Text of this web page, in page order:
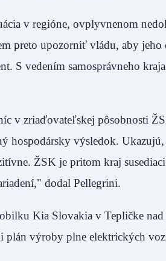
v regióne, ovplyvnenom
preto upozorniť vládu, aby jeho
S vedením samosprávneho
v zriaďovateľskej pôsobnosti
hospodársky výsledok.
ŽSK je pritom kraj
dodal Pellegrini.
Kia Slovakia v Tepličke
i plán výroby plne elektrických